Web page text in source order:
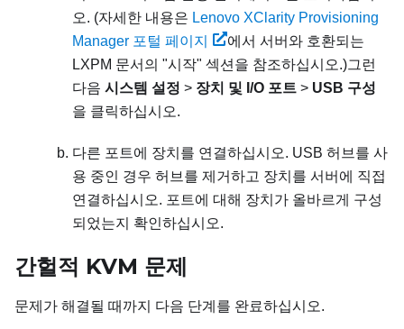
오. (자세한 내용은 Lenovo XClarity Provisioning
Manager 포털 페이지
에서 서버와 호환되는
LXPM 문서의 "시작" 섹션을 참조하십시오.)그런
다음 시스템 설정 > 장치 및 I/O 포트 > USB 구성
을 클릭하십시오.
다른 포트에 장치를 연결하십시오. USB 허브를 사
용 중인 경우 허브를 제거하고 장치를 서버에 직접
연결하십시오. 포트에 대해 장치가 올바르게 구성
되었는지 확인하십시오.
간헐적 KVM 문제
문제가 해결될 때까지 다음 단계를 완료하십시오.